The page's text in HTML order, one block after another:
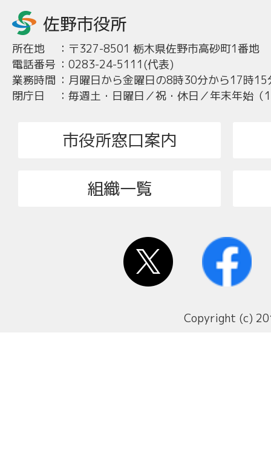
所在地 ： 〒327-8501 栃木県佐野市高砂町1番地
電話番号 ： 0283-24-5111(代表)
業務時間 ： 月曜日から金曜日の8時30分から17時15
閉庁日
： 毎週土・日曜日／祝・休日／年末年始
市役所窓口案内
組織一覧
Copyright (c)